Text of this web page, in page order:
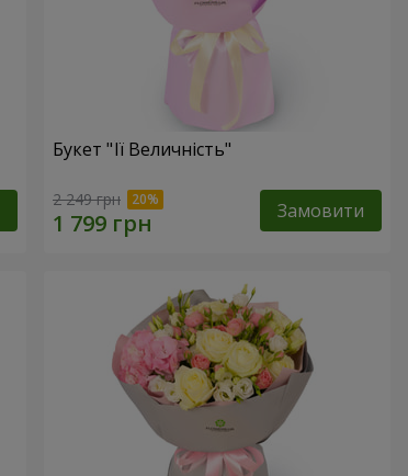
Букет "Її Величність"
2 249 грн Замовити